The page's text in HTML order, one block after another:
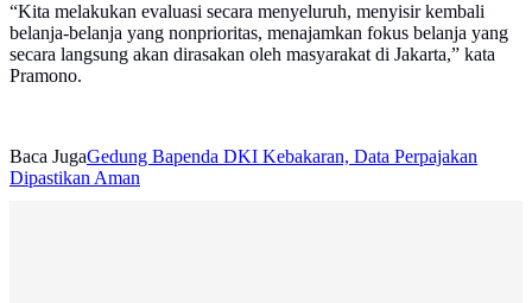
“Kita melakukan evaluasi secara menyeluruh, menyisir kembali
belanja-belanja yang nonprioritas, menajamkan fokus belanja yang
secara langsung akan dirasakan oleh masyarakat di Jakarta,” kata
Pramono.
Baca JugaGedung Bapenda DKI Kebakaran, Data Perpajakan
Dipastikan Aman